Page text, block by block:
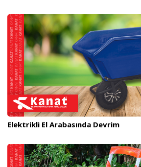
Elektrikli El Arabasında Devrim